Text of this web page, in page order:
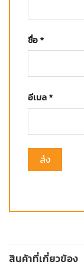
ชื่อ*
อีเมล*
สินค้าที่เกี่ยวข้อง